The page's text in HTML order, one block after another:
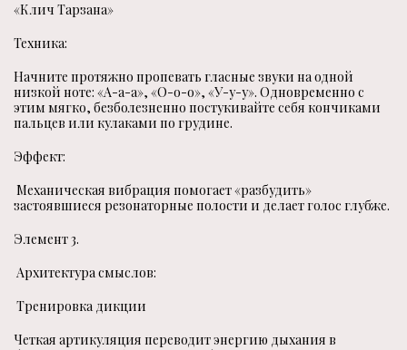
«Клич Тарзана»
Техника:
Начните протяжно пропевать гласные звуки на одной
низкой ноте: «А-а-а», «О-о-о», «У-у-у». Одновременно с
этим мягко, безболезненно постукивайте себя кончиками
пальцев или кулаками по грудине.
Эффект:
Механическая вибрация помогает «разбудить»
застоявшиеся резонаторные полости и делает голос глубже.
Элемент 3.
Архитектура смыслов:
Тренировка дикции
Четкая артикуляция переводит энергию дыхания в